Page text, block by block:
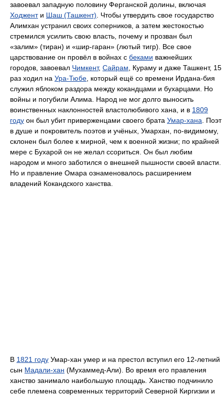
завоевал западную половину Ферганской долины, включая
Ходженти Шаш (Ташкент). Чтобы утвердить свое государство
Алимхан устранил своих соперников, а затем жестокостью
стремился усилить свою власть, почему и прозван был
«залим» (тиран) и «шир-гаран» (лютый тигр). Все свое
царствование он провёл в войнах с беками важнейших
городов, завоевал Чимкент, Сайрам, Кураму и даже Ташкент, 15
раз ходил на Ура-Тюбе, который ещё со времени Ирдана-бия
служил яблоком раздора между кокандцами и бухарцами. Но
войны и погубили Алима. Народ не мог долго выносить
воинственных наклонностей властолюбивого хана, и в 1809
году он был убит приверженцами своего брата Умар-хана. Поэт
в душе и покровитель поэтов и учёных, Умархан, по-видимому,
склонен был более к мирной, чем к военной жизни; по крайней
мере с Бухарой он не желал ссориться. Он был любим
народом и много заботился о внешней пышности своей власти.
Но и правление Омара ознаменовалось расширением
владений Кокандского ханства.
В 1821 году Умар-хан умер и на престол вступил его 12-летний
сын Мадали-хан (Мухаммед-Али). Во время его правления
ханство занимало наибольшую площадь. Ханство подчинило
себе племена современных территорий Северной Киргизии и